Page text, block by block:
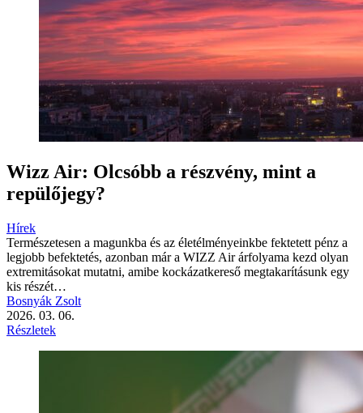
Wizz Air: Olcsóbb a részvény, mint a
repülőjegy?
Hírek
Természetesen a magunkba és az életélményeinkbe fektetett pénz a
legjobb befektetés, azonban már a WIZZ Air árfolyama kezd olyan
extremitásokat mutatni, amibe kockázatkereső megtakarításunk egy
kis részét…
Bosnyák Zsolt
2026. 03. 06.
Részletek